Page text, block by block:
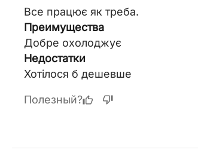
Все працює як треба.
Преимущества
Добре охолоджує
Недостатки
Хотілося б дешевше
Полезный?